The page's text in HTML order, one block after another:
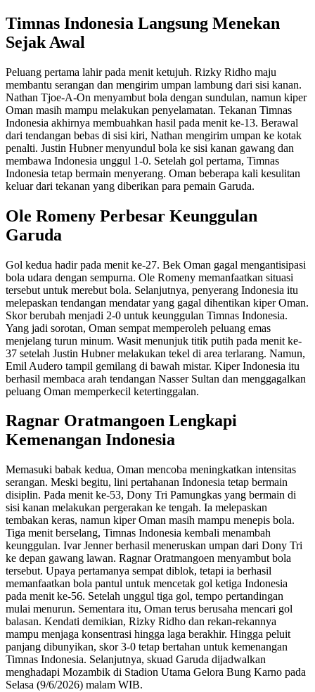
Timnas Indonesia Langsung Menekan
Sejak Awal
Peluang pertama lahir pada menit ketujuh. Rizky Ridho maju
membantu serangan dan mengirim umpan lambung dari sisi kanan.
Nathan Tjoe-A-On menyambut bola dengan sundulan, namun kiper
Oman masih mampu melakukan penyelamatan. Tekanan Timnas
Indonesia akhirnya membuahkan hasil pada menit ke-13. Berawal
dari tendangan bebas di sisi kiri, Nathan mengirim umpan ke kotak
penalti. Justin Hubner menyundul bola ke sisi kanan gawang dan
membawa Indonesia unggul 1-0. Setelah gol pertama, Timnas
Indonesia tetap bermain menyerang. Oman beberapa kali kesulitan
keluar dari tekanan yang diberikan para pemain Garuda.
Ole Romeny Perbesar Keunggulan
Garuda
Gol kedua hadir pada menit ke-27. Bek Oman gagal mengantisipasi
bola udara dengan sempurna. Ole Romeny memanfaatkan situasi
tersebut untuk merebut bola. Selanjutnya, penyerang Indonesia itu
melepaskan tendangan mendatar yang gagal dihentikan kiper Oman.
Skor berubah menjadi 2-0 untuk keunggulan Timnas Indonesia.
Yang jadi sorotan, Oman sempat memperoleh peluang emas
menjelang turun minum. Wasit menunjuk titik putih pada menit ke-
37 setelah Justin Hubner melakukan tekel di area terlarang. Namun,
Emil Audero tampil gemilang di bawah mistar. Kiper Indonesia itu
berhasil membaca arah tendangan Nasser Sultan dan menggagalkan
peluang Oman memperkecil ketertinggalan.
Ragnar Oratmangoen Lengkapi
Kemenangan Indonesia
Memasuki babak kedua, Oman mencoba meningkatkan intensitas
serangan. Meski begitu, lini pertahanan Indonesia tetap bermain
disiplin. Pada menit ke-53, Dony Tri Pamungkas yang bermain di
sisi kanan melakukan pergerakan ke tengah. Ia melepaskan
tembakan keras, namun kiper Oman masih mampu menepis bola.
Tiga menit berselang, Timnas Indonesia kembali menambah
keunggulan. Ivar Jenner berhasil meneruskan umpan dari Dony Tri
ke depan gawang lawan. Ragnar Oratmangoen menyambut bola
tersebut. Upaya pertamanya sempat diblok, tetapi ia berhasil
memanfaatkan bola pantul untuk mencetak gol ketiga Indonesia
pada menit ke-56. Setelah unggul tiga gol, tempo pertandingan
mulai menurun. Sementara itu, Oman terus berusaha mencari gol
balasan. Kendati demikian, Rizky Ridho dan rekan-rekannya
mampu menjaga konsentrasi hingga laga berakhir. Hingga peluit
panjang dibunyikan, skor 3-0 tetap bertahan untuk kemenangan
Timnas Indonesia. Selanjutnya, skuad Garuda dijadwalkan
menghadapi Mozambik di Stadion Utama Gelora Bung Karno pada
Selasa (9/6/2026) malam WIB.